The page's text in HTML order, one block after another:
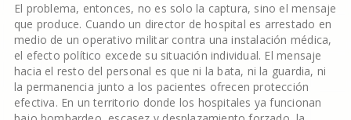
El problema, entonces, no es solo la captura, sino el mensaje
que produce. Cuando un director de hospital es arrestado en
medio de un operativo militar contra una instalación médica,
el efecto político excede su situación individual. El mensaje
hacia el resto del personal es que ni la bata, ni la guardia, ni
la permanencia junto a los pacientes ofrecen protección
efectiva. En un territorio donde los hospitales ya funcionan